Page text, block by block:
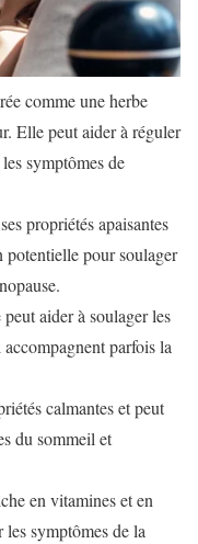
comme une herbe
Elle peut aider à réguler
symptômes de
propriétés apaisantes
potentielle pour soulager
aider à soulager les
parfois la
calmantes et peut
du sommeil et
en vitamines et en
symptômes de la